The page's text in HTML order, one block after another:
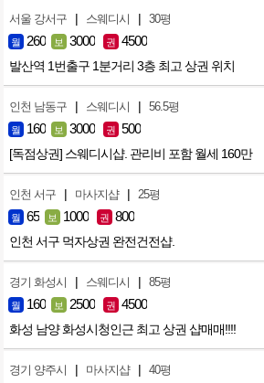
서울 강서구 | 스웨디시 | 30평
월 260 보 3000 권 4500
발산역 1번출구 1분거리 3층 최고 상권 위치
인천 남동구 | 스웨디시 | 56.5평
월 160 보 3000 권 500
[독점상권] 스웨디시샵. 관리비 포함 월세 160만
인천 서구 | 마사지샵 | 25평
월 65 보 1000 권 800
인천 서구 먹자상권 완전건전샵.
경기 화성시 | 스웨디시 | 85평
월 160 보 2500 권 4500
화성 남양 화성시청인근 최고 상권 샵매매!!!!
경기 양주시 | 마사지샵 | 40평